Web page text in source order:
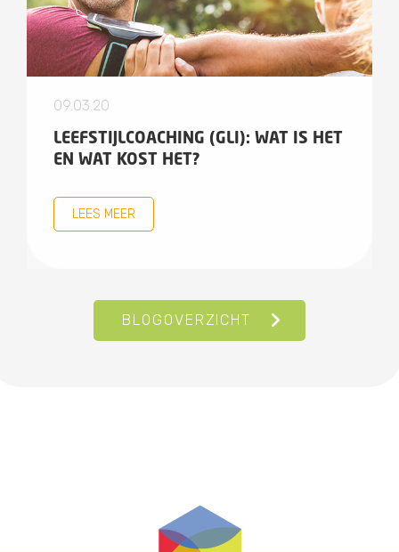
09.03.20
LEEFSTIJLCOACHING (GLI): WAT IS HET
EN WAT KOST HET?
LEES MEER
BLOGOVERZICHT